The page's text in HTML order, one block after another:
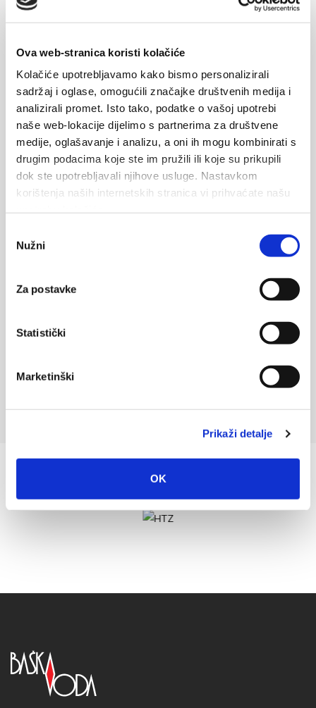
Ova web-stranica koristi kolačiće
Kolačiće upotrebljavamo kako bismo personalizirali
sadržaj i oglase, omogućili značajke društvenih medija i
analizirali promet. Isto tako, podatke o vašoj upotrebi
naše web-lokacije dijelimo s partnerima za društvene
medije, oglašavanje i analizu, a oni ih mogu kombinirati s
drugim podacima koje ste im pružili ili koje su prikupili
dok ste upotrebljavali njihove usluge. Nastavkom
korištenja naših internetskih stranica vi prihvaćate našu
pristanka
Nužni
Za postavke
Statistički
Marketinški
Prikaži detalje
OK
cetinaraft.com
TP Line
www.tp-line.hr/en/
Jadrolinija